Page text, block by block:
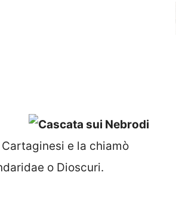
e la chiamò
o Dioscuri.